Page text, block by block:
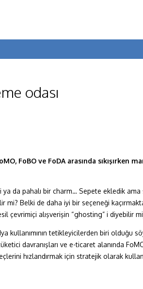
odası
FoBO ve FoDA arasında sıkışırken
da pahalı bir charm… Sepete ekledik
Belki de daha iyi bir seçeneği
çevrimiçi alışverişin “ghosting” i diyebilir
kullanımının tetikleyicilerden biri
davranışları ve e-ticaret alanında
hızlandırmak için stratejik olarak